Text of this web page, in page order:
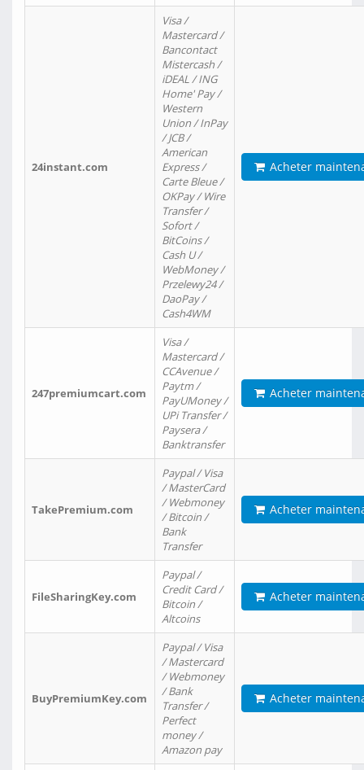
24instant.com
Visa /
Mastercard /
Bancontact
Mistercash /
iDEAL / ING
Home' Pay /
Western
Union / InPay
/ JCB /
American
Express /
Carte Bleue /
OKPay / Wire
Transfer /
Sofort /
BitCoins /
Cash U /
WebMoney /
Przelewy24 /
DaoPay /
Cash4WM
Acheter
247premiumcart.com
Visa /
Mastercard /
CCAvenue /
Paytm /
PayUMoney /
UPi Transfer /
Paysera /
Banktransfer
Acheter
TakePremium.com
Paypal / Visa
/ MasterCard
/ Webmoney
/ Bitcoin /
Bank
Transfer
Acheter
FileSharingKey.com
Paypal /
Credit Card /
Bitcoin /
Altcoins
Acheter
BuyPremiumKey.com
Paypal / Visa
/ Mastercard
/ Webmoney
/ Bank
Transfer /
Perfect
money /
Amazon pay
Acheter